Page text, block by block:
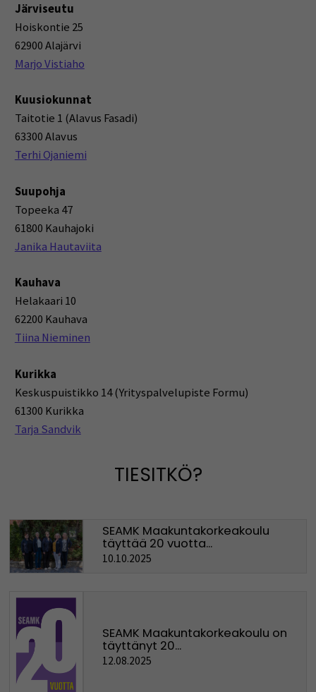
Järviseutu
Hoiskontie 25
62900 Alajärvi
Marjo Vistiaho
Kuusiokunnat
Taitotie 1 (Alavus Fasadi)
63300 Alavus
Terhi Ojaniemi
Suupohja
Topeeka 47
61800 Kauhajoki
Janika Hautaviita
Kauhava
Helakaari 10
62200 Kauhava
Tiina Nieminen
Kurikka
Keskuspuistikko 14 (Yrityspalvelupiste Formu)
61300 Kurikka
Tarja Sandvik
TIESITKÖ?
SEAMK Maakuntakorkeakoulu
täyttää 20 vuotta...
10.10.2025
SEAMK Maakuntakorkeakoulu on
täyttänyt 20...
12.08.2025